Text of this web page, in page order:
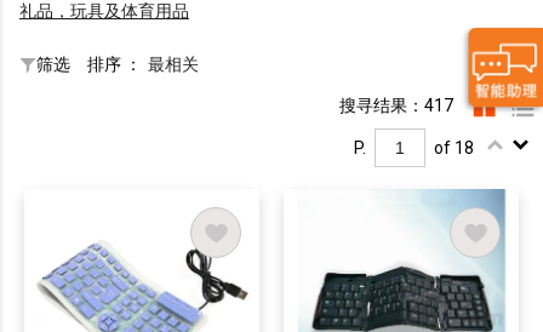
礼品，玩具及体育用品
筛选 排序 ： 最相关
搜寻结果：417
P. of 18